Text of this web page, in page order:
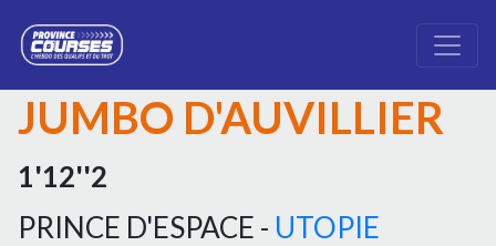
JUMBO D'AUVILLIER
1'12''2
PRINCE D'ESPACE - UTOPIE